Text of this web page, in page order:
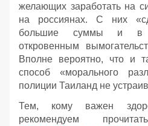
желающих заработать на
на россиянах. С них
большие суммы и в
откровенным
Вполне вероятно, что и
способ «морального
полиции Таиланд не
Тем, кому важен
рекомендуем